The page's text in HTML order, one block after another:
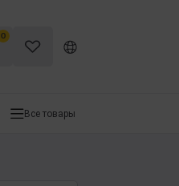
0
Все товары